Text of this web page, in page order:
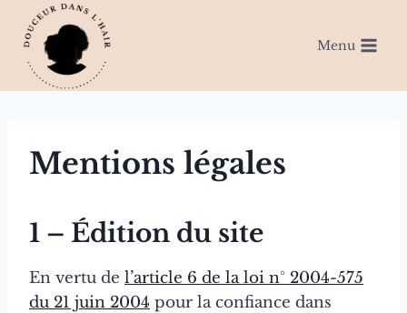
Aller
contenu
Menu
Mentions légales
1 – Édition du site
En vertu de l’article 6 de la loi n° 2004-575
du 21 juin 2004 pour la confiance dans